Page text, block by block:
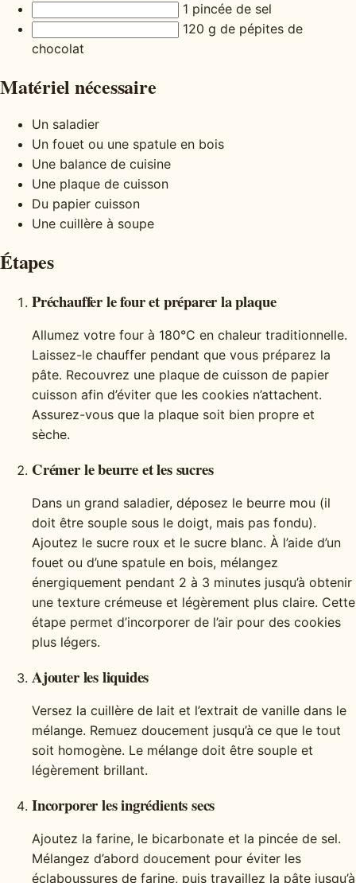
1 pincée de sel
120 g de pépites de
chocolat
Matériel nécessaire
Un saladier
Un fouet ou une spatule en bois
Une balance de cuisine
Une plaque de cuisson
Du papier cuisson
Une cuillère à soupe
Étapes
Préchauffer le four et préparer la plaque
Allumez votre four à 180°C en chaleur traditionnelle.
Laissez-le chauffer pendant que vous préparez la
pâte. Recouvrez une plaque de cuisson de papier
cuisson afin d’éviter que les cookies n’attachent.
Assurez-vous que la plaque soit bien propre et
sèche.
Crémer le beurre et les sucres
Dans un grand saladier, déposez le beurre mou (il
doit être souple sous le doigt, mais pas fondu).
Ajoutez le sucre roux et le sucre blanc. À l’aide d’un
fouet ou d’une spatule en bois, mélangez
énergiquement pendant 2 à 3 minutes jusqu’à obtenir
une texture crémeuse et légèrement plus claire. Cette
étape permet d’incorporer de l’air pour des cookies
plus légers.
Ajouter les liquides
Versez la cuillère de lait et l’extrait de vanille dans le
mélange. Remuez doucement jusqu’à ce que le tout
soit homogène. Le mélange doit être souple et
légèrement brillant.
Incorporer les ingrédients secs
Ajoutez la farine, le bicarbonate et la pincée de sel.
Mélangez d’abord doucement pour éviter les
éclaboussures de farine, puis travaillez la pâte jusqu’à